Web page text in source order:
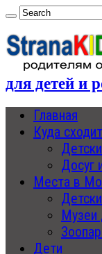
для детей и
Главная
Куда
Досуг
Места в
Музеи
Дети